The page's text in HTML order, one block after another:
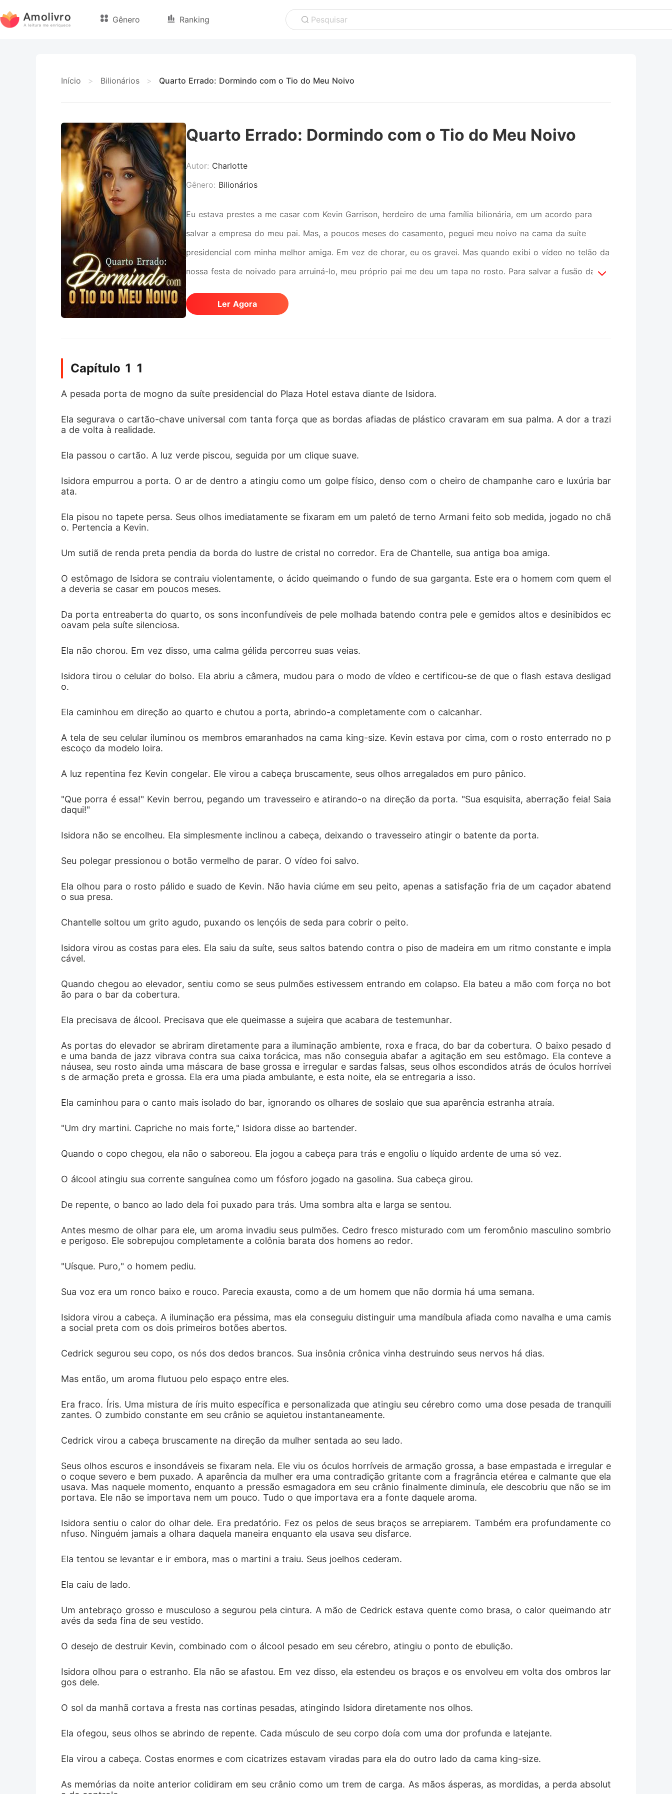
Gênero Ranking Pesquisar
Início > Bilionários > Quarto Errado: Dormindo com o Tio do Meu Noivo
Quarto Errado: Dormindo com o Tio do Meu Noivo
Autor: Charlotte
Gênero: Bilionários
Eu estava prestes a me casar com Kevin Garrison, herdeiro de uma família bilionária, em um acordo para
salvar a empresa do meu pai. Mas, a poucos meses do casamento, peguei meu noivo na cama da suíte
presidencial com minha melhor amiga. Em vez de chorar, eu os gravei. Mas quando exibi o vídeo no telão da
nossa festa de noivado para arruiná-lo, meu próprio pai me deu um tapa no rosto. Para salvar a fusão das
empresas, meu pai ameaçou desenterrar o túmulo da minha falecida mãe se eu não consertasse as coisas.
Fui forçada a ir ao hospital pedir desculpas ao lixo do meu noivo e à amante dele. Escondida na porta, ouvi
Kevin. Quando Cedrick prendeu um pesado colar de esmeraldas no meu pescoço na frente de toda a família,
verdadeiro dono daquela família para destruir cada um deles.
Ler Agora
Capítulo 1 1
A pesada porta de mogno da suíte presidencial do Plaza Hotel estava diante de Isidora.
Ela segurava o cartão-chave universal com tanta força que as bordas afiadas de plástico cravaram em sua palma. A dor a trazi
a de volta à realidade.
Ela passou o cartão. A luz verde piscou, seguida por um clique suave.
Isidora empurrou a porta. O ar de dentro a atingiu como um golpe físico, denso com o cheiro de champanhe caro e luxúria bar
ata.
Ela pisou no tapete persa. Seus olhos imediatamente se fixaram em um paletó de terno Armani feito sob medida, jogado no chã
o. Pertencia a Kevin.
Um sutiã de renda preta pendia da borda do lustre de cristal no corredor. Era de Chantelle, sua antiga boa amiga.
O estômago de Isidora se contraiu violentamente, o ácido queimando o fundo de sua garganta. Este era o homem com quem el
a deveria se casar em poucos meses.
Da porta entreaberta do quarto, os sons inconfundíveis de pele molhada batendo contra pele e gemidos altos e desinibidos ec
oavam pela suíte silenciosa.
Ela não chorou. Em vez disso, uma calma gélida percorreu suas veias.
Isidora tirou o celular do bolso. Ela abriu a câmera, mudou para o modo de vídeo e certificou-se de que o flash estava desligad
o.
Ela caminhou em direção ao quarto e chutou a porta, abrindo-a completamente com o calcanhar.
A tela de seu celular iluminou os membros emaranhados na cama king-size. Kevin estava por cima, com o rosto enterrado no p
escoço da modelo loira.
A luz repentina fez Kevin congelar. Ele virou a cabeça bruscamente, seus olhos arregalados em puro pânico.
"Que porra é essa!" Kevin berrou, pegando um travesseiro e atirando-o na direção da porta. "Sua esquisita, aberração feia! Saia
daqui!"
Isidora não se encolheu. Ela simplesmente inclinou a cabeça, deixando o travesseiro atingir o batente da porta.
Seu polegar pressionou o botão vermelho de parar. O vídeo foi salvo.
Ela olhou para o rosto pálido e suado de Kevin. Não havia ciúme em seu peito, apenas a satisfação fria de um caçador abatend
o sua presa.
Chantelle soltou um grito agudo, puxando os lençóis de seda para cobrir o peito.
Isidora virou as costas para eles. Ela saiu da suíte, seus saltos batendo contra o piso de madeira em um ritmo constante e impla
cável.
Quando chegou ao elevador, sentiu como se seus pulmões estivessem entrando em colapso. Ela bateu a mão com força no bot
ão para o bar da cobertura.
Ela precisava de álcool. Precisava que ele queimasse a sujeira que acabara de testemunhar.
As portas do elevador se abriram diretamente para a iluminação ambiente, roxa e fraca, do bar da cobertura. O baixo pesado d
e uma banda de jazz vibrava contra sua caixa torácica, mas não conseguia abafar a agitação em seu estômago. Ela conteve a
náusea, seu rosto ainda uma máscara de base grossa e irregular e sardas falsas, seus olhos escondidos atrás de óculos horrívei
s de armação preta e grossa. Ela era uma piada ambulante, e esta noite, ela se entregaria a isso.
Ela caminhou para o canto mais isolado do bar, ignorando os olhares de soslaio que sua aparência estranha atraía.
"Um dry martini. Capriche no mais forte," Isidora disse ao bartender.
Quando o copo chegou, ela não o saboreou. Ela jogou a cabeça para trás e engoliu o líquido ardente de uma só vez.
O álcool atingiu sua corrente sanguínea como um fósforo jogado na gasolina. Sua cabeça girou.
De repente, o banco ao lado dela foi puxado para trás. Uma sombra alta e larga se sentou.
Antes mesmo de olhar para ele, um aroma invadiu seus pulmões. Cedro fresco misturado com um feromônio masculino sombrio
e perigoso. Ele sobrepujou completamente a colônia barata dos homens ao redor.
"Uísque. Puro," o homem pediu.
Sua voz era um ronco baixo e rouco. Parecia exausta, como a de um homem que não dormia há uma semana.
Isidora virou a cabeça. A iluminação era péssima, mas ela conseguiu distinguir uma mandíbula afiada como navalha e uma camis
a social preta com os dois primeiros botões abertos.
Cedrick segurou seu copo, os nós dos dedos brancos. Sua insônia crônica vinha destruindo seus nervos há dias.
Mas então, um aroma flutuou pelo espaço entre eles.
Era fraco. Íris. Uma mistura de íris muito específica e personalizada que atingiu seu cérebro como uma dose pesada de tranquili
zantes. O zumbido constante em seu crânio se aquietou instantaneamente.
Cedrick virou a cabeça bruscamente na direção da mulher sentada ao seu lado.
Seus olhos escuros e insondáveis se fixaram nela. Ele viu os óculos horríveis de armação grossa, a base empastada e irregular e
o coque severo e bem puxado. A aparência da mulher era uma contradição gritante com a fragrância etérea e calmante que ela
usava. Mas naquele momento, enquanto a pressão esmagadora em seu crânio finalmente diminuía, ele descobriu que não se im
portava. Ele não se importava nem um pouco. Tudo o que importava era a fonte daquele aroma.
Isidora sentiu o calor do olhar dele. Era predatório. Fez os pelos de seus braços se arrepiarem. Também era profundamente co
nfuso. Ninguém jamais a olhara daquela maneira enquanto ela usava seu disfarce.
Ela tentou se levantar e ir embora, mas o martini a traiu. Seus joelhos cederam.
Ela caiu de lado.
Um antebraço grosso e musculoso a segurou pela cintura. A mão de Cedrick estava quente como brasa, o calor queimando atr
avés da seda fina de seu vestido.
O desejo de destruir Kevin, combinado com o álcool pesado em seu cérebro, atingiu o ponto de ebulição.
Isidora olhou para o estranho. Ela não se afastou. Em vez disso, ela estendeu os braços e os envolveu em volta dos ombros lar
gos dele.
O sol da manhã cortava a fresta nas cortinas pesadas, atingindo Isidora diretamente nos olhos.
Ela ofegou, seus olhos se abrindo de repente. Cada músculo de seu corpo doía com uma dor profunda e latejante.
Ela virou a cabeça. Costas enormes e com cicatrizes estavam viradas para ela do outro lado da cama king-size.
As memórias da noite anterior colidiram em seu crânio como um trem de carga. As mãos ásperas, as mordidas, a perda absolut